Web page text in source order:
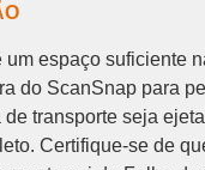
um espaço suficiente
do ScanSnap para
de transporte seja
Certifique-se de